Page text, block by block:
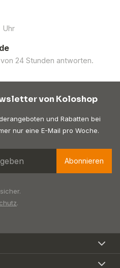
Uhr
24 Stunden antworten.
von Koloshop
und Rabatten bei
nur eine E-Mail pro Woche.
Abonnieren
.